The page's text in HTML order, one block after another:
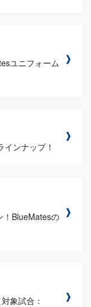
ユニフォーム
ンナップ！
！BlueMatesの
象試合：